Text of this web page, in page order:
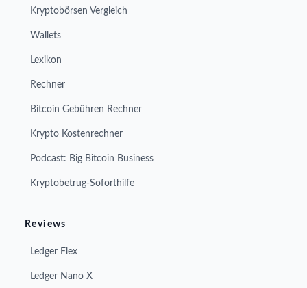
Kryptobörsen Vergleich
Wallets
Lexikon
Rechner
Bitcoin Gebühren Rechner
Krypto Kostenrechner
Podcast: Big Bitcoin Business
Kryptobetrug-Soforthilfe
Reviews
Ledger Flex
Ledger Nano X